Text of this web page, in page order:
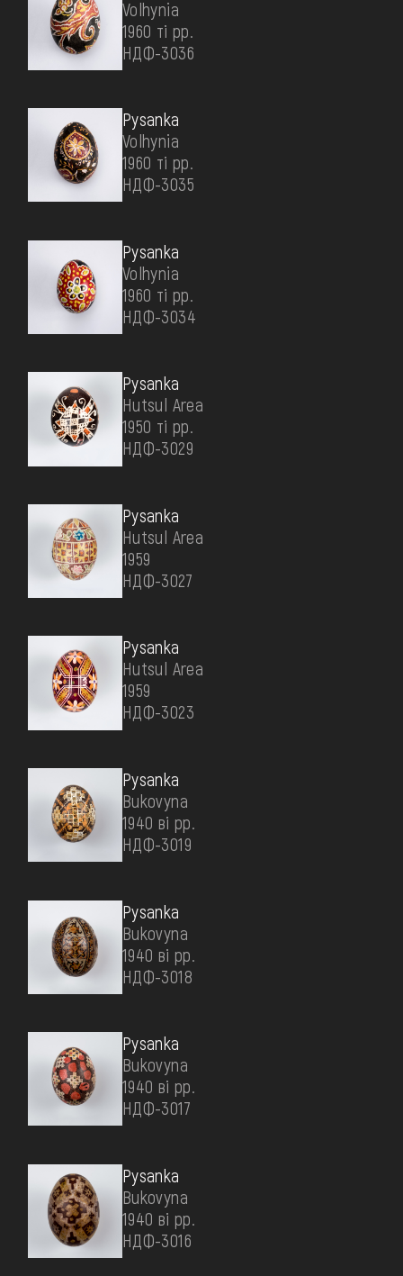
Volhynia
1960 ті рр.
НДФ-3036
Pysanka
Volhynia
1960 ті рр.
НДФ-3035
Pysanka
Volhynia
1960 ті рр.
НДФ-3034
Pysanka
Hutsul Area
1950 ті рр.
НДФ-3029
Pysanka
Hutsul Area
1959
НДФ-3027
Pysanka
Hutsul Area
1959
НДФ-3023
Pysanka
Bukovyna
1940 ві рр.
НДФ-3019
Pysanka
Bukovyna
1940 ві рр.
НДФ-3018
Pysanka
Bukovyna
1940 ві рр.
НДФ-3017
Pysanka
Bukovyna
1940 ві рр.
НДФ-3016